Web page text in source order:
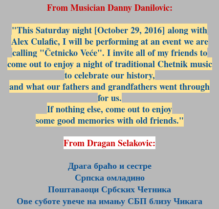
From Musician Danny Danilovic:
"This Saturday night [October 29, 2016] along with
Alex Culafic, I will be performing at an event we are
calling "Četnicko Veće". I invite all of my friends to
come out to enjoy a night of traditional Chetnik music
to celebrate our history,
and what our fathers and grandfatherswent through
for us.
If nothing else, come out to enjoy
some good memories with old friends."
From Dragan Selakovic:
Драга браћо и сестре
Српска омладино
Поштаваоци Србских Четника
Ове суботе увече на имању СБП близу Чикага